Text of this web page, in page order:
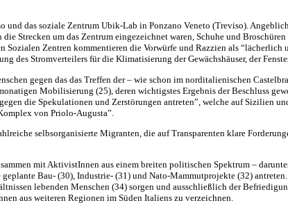
und das soziale Zentrum Ubik-Lab in Ponzano Veneto (Treviso).
Strecken um das Zentrum eingezeichnet waren, Schuhe und
Zentren kommentieren die Vorwürfe und Razzien als
des Stromverteilers für die Klimatisierung der Gewächshäuser, der
gegen das das Treffen der – wie schon im norditalienischen
Mobilisierung (25), deren wichtigstes Ergebnis der Beschluss
die Spekulationen und Zerstörungen antreten”, welche auf Sizilien
von Priolo-Augusta”.
selbsorganisierte Migranten, die auf Transparenten klare
mit AktivistInnen aus einem breiten politischen Spektrum –
Bau- (30), Industrie- (31) und Nato-Mammutprojekte (32)
lebenden Menschen (34) sorgen und ausschließlich der
aus weiteren Regionen im Süden Italiens zu verzeichnen.